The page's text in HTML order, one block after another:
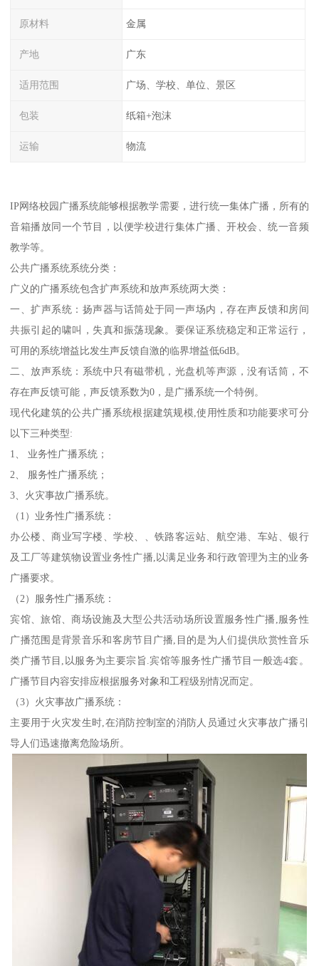
原材料 金属
产地 广东
适用范围 广场、学校、单位、景区
包装 纸箱+泡沫
运输 物流
IP网络校园广播系统能够根据教学需要，进行统一集体广播，所有的
音箱播放同一个节目，以便学校进行集体广播、开校会、统一音频
教学等。
公共广播系统系统分类：
广义的广播系统包含扩声系统和放声系统两大类：
一、扩声系统：扬声器与话筒处于同一声场内，存在声反馈和房间
共振引起的啸叫，失真和振荡现象。要保证系统稳定和正常运行，
可用的系统增益比发生声反馈自激的临界增益低6dB。
二、放声系统：系统中只有磁带机，光盘机等声源，没有话筒，不
存在声反馈可能，声反馈系数为0，是广播系统一个特例。
现代化建筑的公共广播系统根据建筑规模,使用性质和功能要求可分
以下三种类型:
1、 业务性广播系统；
2、 服务性广播系统；
3、火灾事故广播系统。
（1）业务性广播系统：
办公楼、商业写字楼、学校、、铁路客运站、航空港、车站、银行
及工厂等建筑物设置业务性广播,以满足业务和行政管理为主的业务
广播要求。
（2）服务性广播系统：
宾馆、旅馆、商场设施及大型公共活动场所设置服务性广播,服务性
广播范围是背景音乐和客房节目广播,目的是为人们提供欣赏性音乐
类广播节目,以服务为主要宗旨.宾馆等服务性广播节目一般选4套。
广播节目内容安排应根据服务对象和工程级别情况而定。
（3）火灾事故广播系统：
主要用于火灾发生时,在消防控制室的消防人员通过火灾事故广播引
导人们迅速撤离危险场所。